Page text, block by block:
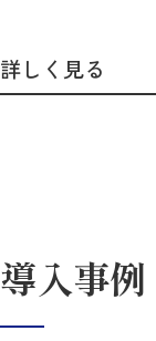
詳しく見る
導入事例